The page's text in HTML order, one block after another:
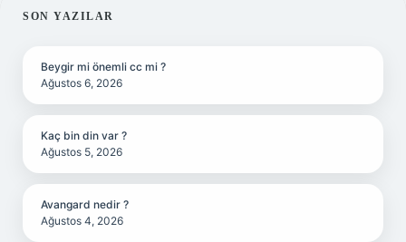
SIDEBAR
SON YAZILAR
Beygir mi önemli cc mi ?
Ağustos 6, 2026
Kaç bin din var ?
Ağustos 5, 2026
Avangard nedir ?
Ağustos 4, 2026